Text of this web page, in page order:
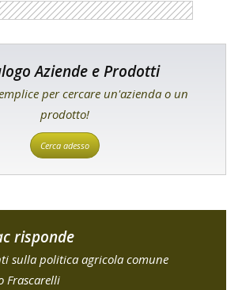
Aziende e Prodotti
per cercare un'azienda o un
prodotto!
Cerca adesso
risponde
sulla politica agricola comune
Frascarelli